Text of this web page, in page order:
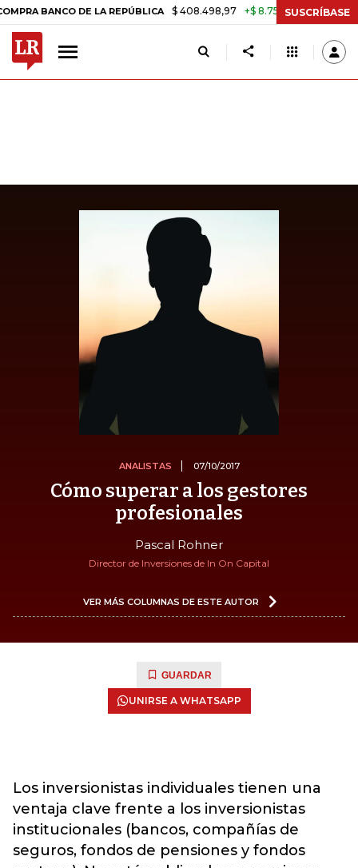
DE LA REPÚBLICA $ 408.498,97 +$ 8.753,81 +2,19% TASA
SUSCRÍBASE
ANALISTAS 07/10/2017
Cómo superar a los gestores
profesionales
Pascal Rohner
Director de Inversiones de In On Capital
VER MÁS COLUMNAS DE ESTE AUTOR
GUARDAR
UNIRSE A WHATSAPP
Los inversionistas individuales tienen una
ventaja clave frente a los inversionistas
institucionales (bancos, compañías de
seguros, fondos de pensiones y fondos